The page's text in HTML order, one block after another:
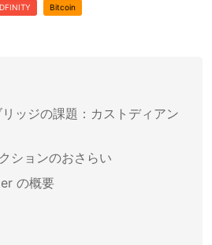
DFINITY Bitcoin
ッジの課題：カストディアン
ションのおさらい
の概要